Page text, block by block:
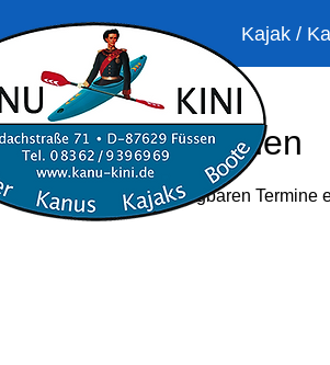
Kajak /
Service buchen
Jetzt unsere verfügbaren Termine